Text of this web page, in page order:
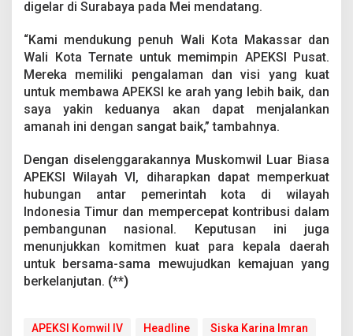
digelar di Surabaya pada Mei mendatang.
“Kami mendukung penuh Wali Kota Makassar dan
Wali Kota Ternate untuk memimpin APEKSI Pusat.
Mereka memiliki pengalaman dan visi yang kuat
untuk membawa APEKSI ke arah yang lebih baik, dan
saya yakin keduanya akan dapat menjalankan
amanah ini dengan sangat baik,” tambahnya.
Dengan diselenggarakannya Muskomwil Luar Biasa
APEKSI Wilayah VI, diharapkan dapat memperkuat
hubungan antar pemerintah kota di wilayah
Indonesia Timur dan mempercepat kontribusi dalam
pembangunan nasional. Keputusan ini juga
menunjukkan komitmen kuat para kepala daerah
untuk bersama-sama mewujudkan kemajuan yang
berkelanjutan. (**)
APEKSI Komwil IV Headline
Siska Karina Imran